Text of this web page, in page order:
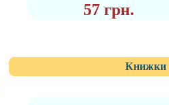
57 грн.
Книжки